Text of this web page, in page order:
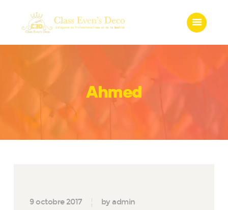
Ahmed
Accueil
Contact
9 octobre 2017 by admin